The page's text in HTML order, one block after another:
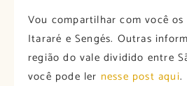
Vou compartilhar com você
Itararé e Sengés. Outras
região do vale dividido entre
você pode ler nesse post aqui.